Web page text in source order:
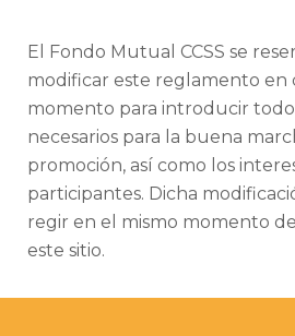
El Fondo Mutual CCSS se
modificar este reglamento en
momento para introducir
necesarios para la buena
promoción, así como los
participantes. Dicha
regir en el mismo momento
este sitio.